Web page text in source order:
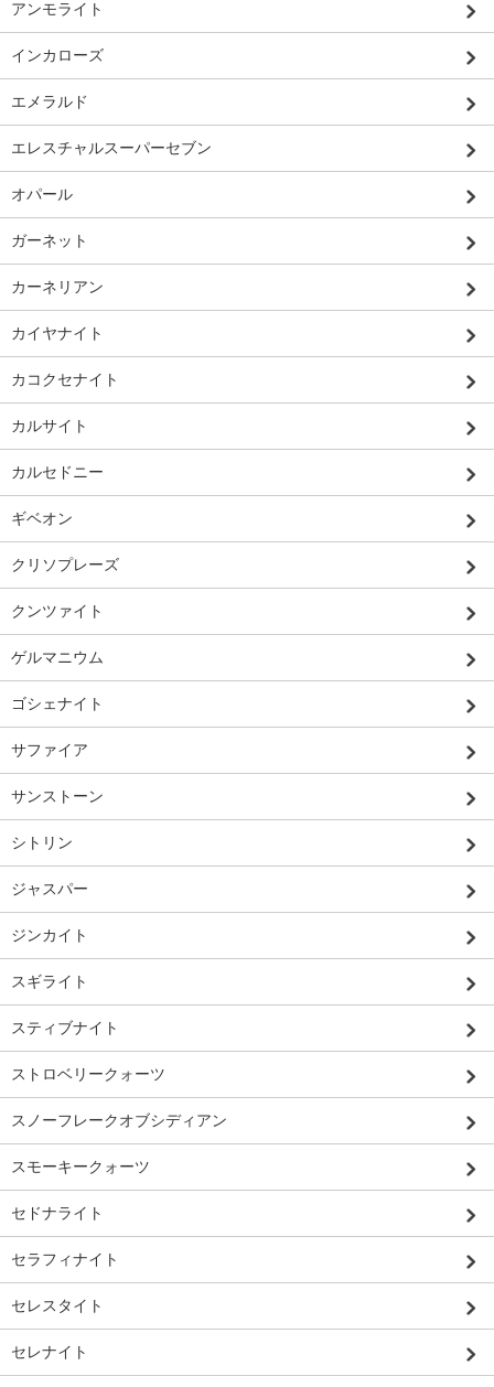
アンモライト
インカローズ
エメラルド
エレスチャルスーパーセブン
オパール
ガーネット
カーネリアン
カイヤナイト
カコクセナイト
カルサイト
カルセドニー
ギベオン
クリソプレーズ
クンツァイト
ゲルマニウム
ゴシェナイト
サファイア
サンストーン
シトリン
ジャスパー
ジンカイト
スギライト
スティブナイト
ストロベリークォーツ
スノーフレークオブシディアン
スモーキークォーツ
セドナライト
セラフィナイト
セレスタイト
セレナイト